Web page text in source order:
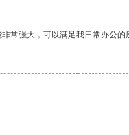
强大，可以满足我日常办公的